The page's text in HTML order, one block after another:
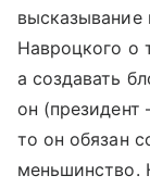
высказывание
Навроцкого о
а создавать
он
то он обязан
меньшинство.